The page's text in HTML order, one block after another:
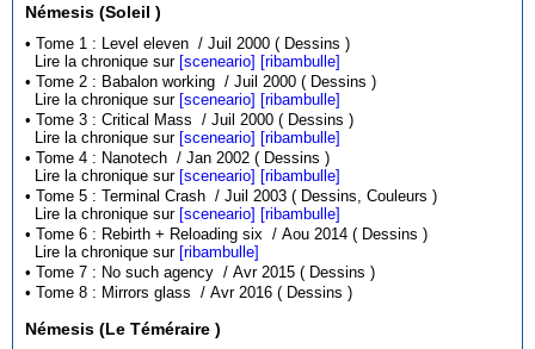
Némesis (Soleil )
• Tome 1 : Level eleven / Juil 2000 ( Dessins )
Lire la chronique sur [sceneario] [ribambulle]
• Tome 2 : Babalon working / Juil 2000 ( Dessins )
Lire la chronique sur [sceneario] [ribambulle]
• Tome 3 : Critical Mass / Juil 2000 ( Dessins )
Lire la chronique sur [sceneario] [ribambulle]
• Tome 4 : Nanotech / Jan 2002 ( Dessins )
Lire la chronique sur [sceneario] [ribambulle]
• Tome 5 : Terminal Crash / Juil 2003 ( Dessins, Couleurs )
Lire la chronique sur [sceneario] [ribambulle]
• Tome 6 : Rebirth + Reloading six / Aou 2014 ( Dessins )
Lire la chronique sur [ribambulle]
• Tome 7 : No such agency / Avr 2015 ( Dessins )
• Tome 8 : Mirrors glass / Avr 2016 ( Dessins )
Némesis (Le Téméraire )